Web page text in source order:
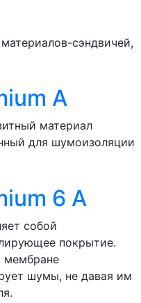
сэндвичей,
A
материал
для шумоизоляции
6 A
собой
покрытие.
мембране
шумы, не давая им